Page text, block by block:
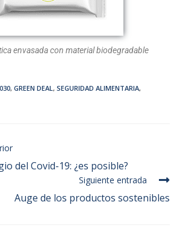
envasada con material biodegradable
, GREEN DEAL, SEGURIDAD ALIMENTARIA,
del Covid-19: ¿es posible?
Siguiente entrada
Auge de los productos sostenibles